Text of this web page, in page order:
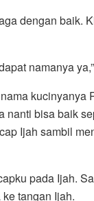
dengan baik.
namanya ya,”
kucinyanya
nanti bisa baik
Ijah sambil
pada Ijah.
tangan Ijah.